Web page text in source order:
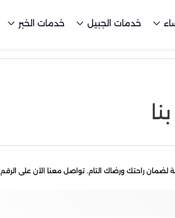
خدمات الجبيل خدمات الخبر
لضمان راحتك ورضاك التام. تواصل معنا الآن على الرقم